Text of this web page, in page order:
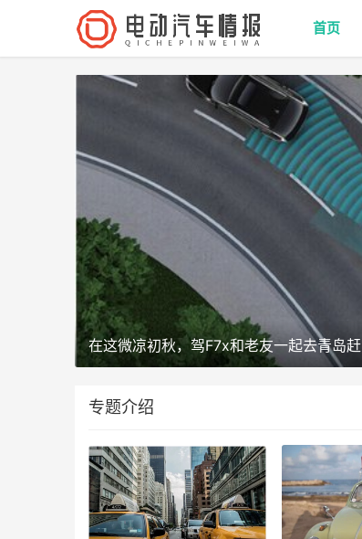
首页
在这微凉初秋，驾F7x和老友一起去青岛赶
专题介绍